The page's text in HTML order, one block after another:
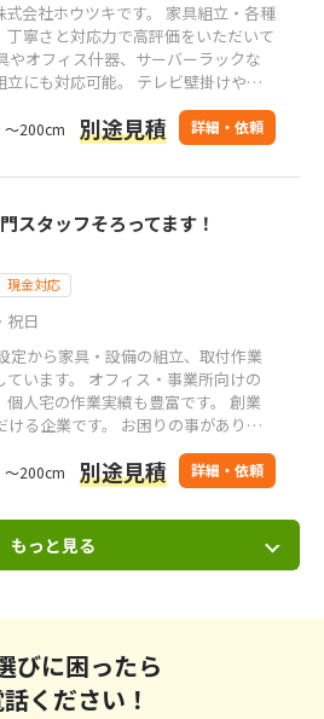
式会社ホウツキです。 家具組立・各種
丁寧さと対応力で高評価をいただいて
やオフィス什器、サーバーラックな
立にも対応可能。 テレビ壁掛けや防
ーン・プロジェクター設置まで、 現
人が丁寧・迅速に施工。お気軽にご相
～200cm 別途見積 詳細・依頼
タッフそろってます！
現金対応
祝日
定から家具・設備の組立、取付作業
ています。 オフィス・事業所向けの
宅の作業実績も豊富です。 創業
ける企業です。 お困りの事がありま
～200cm 別途見積 詳細・依頼
もっと見る
びに困ったら
ください！